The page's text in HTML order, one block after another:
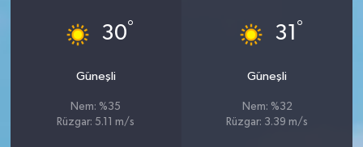
30°
Güneşli
Nem: %35
Rüzgar: 5.11 m/s
31 °
Güneşli
Nem: %32
Rüzgar: 3.39 m/s